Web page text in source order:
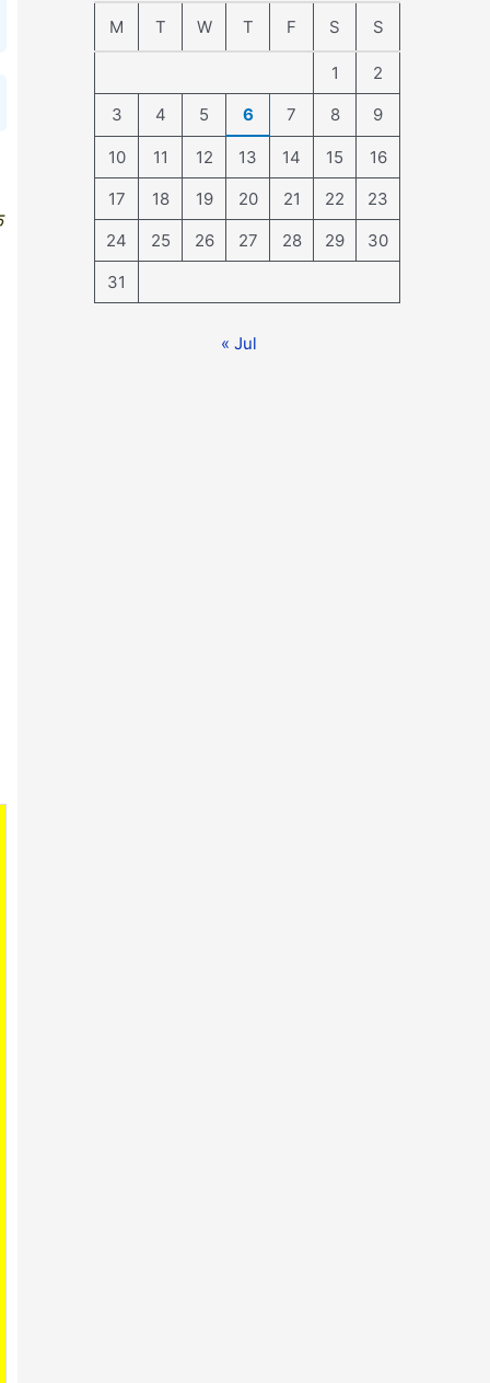
M T W T F S S
1
2
3
4 5 6 7 8 9
10 11 12 13 14 15
16
17
18 19 20 21 22
23
24
25 26 27 28 29
30
31
« Jul